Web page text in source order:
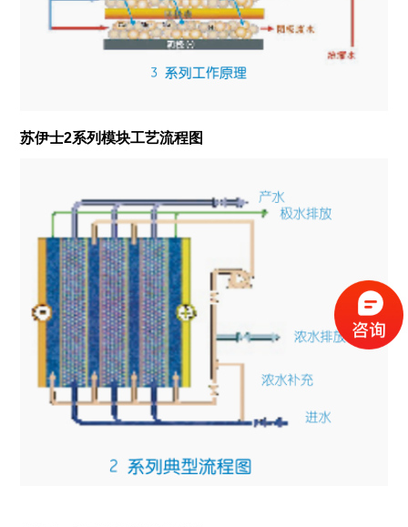
苏伊士2系列模块工艺流程图